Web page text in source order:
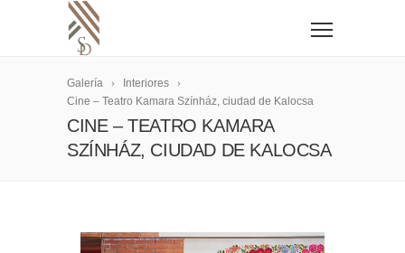
Galería
Interiores
Cine – Teatro Kamara Színház, ciudad de Kalocsa
CINE – TEATRO KAMARA
SZÍNHÁZ, CIUDAD DE KALOCSA